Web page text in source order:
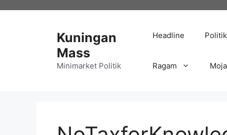
Kuningan
Mass
Minimarket Politik
Headline Politik
Ragam